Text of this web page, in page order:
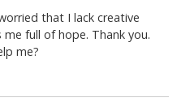
that I lack creative
full of hope. Thank you.
me?